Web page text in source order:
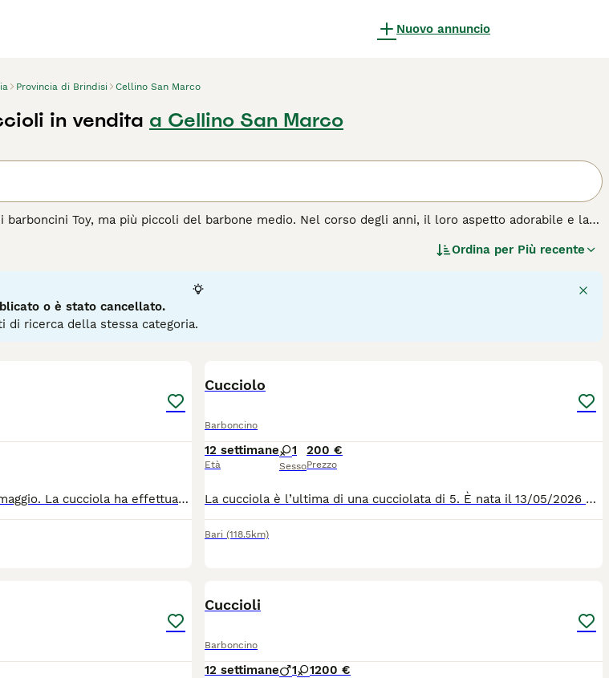
Nuovo annuncio
Provincia di Brindisi Cellino San Marco
in vendita a Cellino San Marco
barboncini Toy, ma più piccoli del barbone medio. Nel corso degli anni, il loro aspetto adorabile e la
la casa con un barboncino. Il loro mantello, però, ha comunque bisogno di molta attenzione e
Barboncinoper informazioni su questa razza di cane.
Ordina per Più recente
o è stato cancellato.
di ricerca della stessa categoria.
Disponibile femminuccia nata il 13 maggio. La cucciola ha effettuato i controlli veterinari, la sverminazione è il primo vaccino. Siamo a Policoro per le vacanze e poi saremo a bari
Cucciolo
Barboncino
12 settimane
Età
1
Sesso
200 €
Prezzo
La cucciola è l’ultima di una cucciolata di 5. È nata il 13/05/2026 ed è già disponibile. A differenza di fratelli e sorelle, nonché di mamma e papà, che hanno da subito presentato un manto undulato, la piccola si presenta con le orecchie ricce ma con il corpo liscio e morbidissimo. Nulla esclude un eventuale prossimo arricchimento, ma ad oggi così non è!
Bari (118.5km)
Cuccioli
Barboncino
12 settimane 1 1200 €